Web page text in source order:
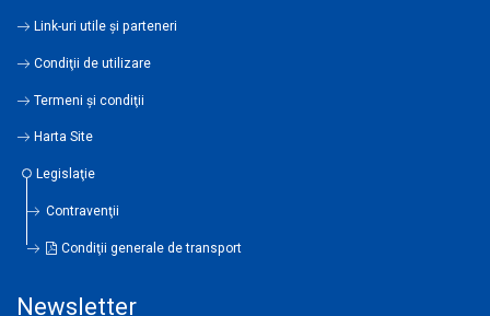
Link-uri utile şi parteneri
Condiţii de utilizare
Termeni şi condiţii
Harta Site
Legislaţie
Contravenţii
Condiţii generale de transport
Newsletter